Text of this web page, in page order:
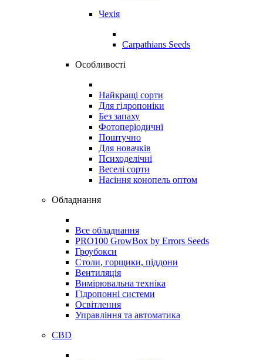
Чехія
Carpathians Seeds
Особливості
Найкращі сорти
Для гідропоніки
Без запаху
Фотоперіодичні
Поштучно
Для новачків
Психоделічні
Веселі сорти
Насіння конопель оптом
Обладнання
Все обладнання
PRO100 GrowBox by Errors Seeds
Гроубокси
Столи, горщики, піддони
Вентиляція
Вимірювальна техніка
Гідропонні системи
Освітлення
Управління та автоматика
CBD